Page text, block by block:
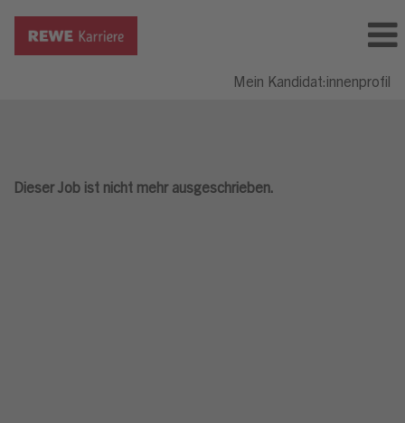
Mein Kandidat:innenprofil
Dieser Job ist nicht mehr ausgeschrieben.